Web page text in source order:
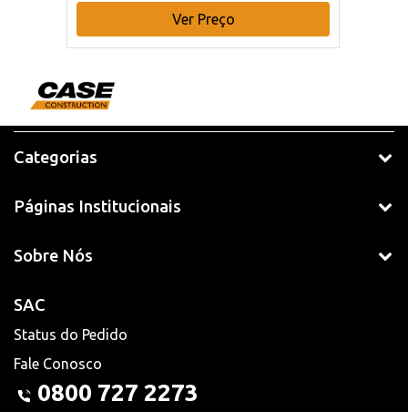
Ver Preço
Categorias
Páginas Institucionais
Sobre Nós
SAC
Status do Pedido
Fale Conosco
0800 727 2273